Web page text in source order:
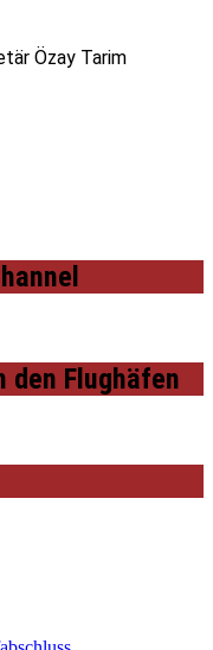
Özay Tarim
den Flughäfen